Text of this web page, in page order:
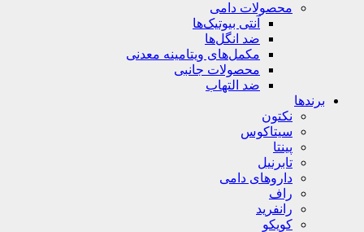
محصولات دامی
آنتی بیوتیک‌ها
ضد انگل‌ها
مکمل‌های ویتامینه معدنی
محصولات جانبی
ضد التهاب
برندها
نکتون
سیتاکوس
پینتا
تابرنیل
داروهای دامی
راف
رانفرید
کویکو